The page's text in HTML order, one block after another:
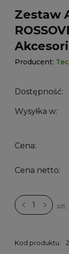
Zestaw
Producent:
Dostępność:
Wysyłka w:
Cena:
Cena netto:
szt.
Kod produktu: